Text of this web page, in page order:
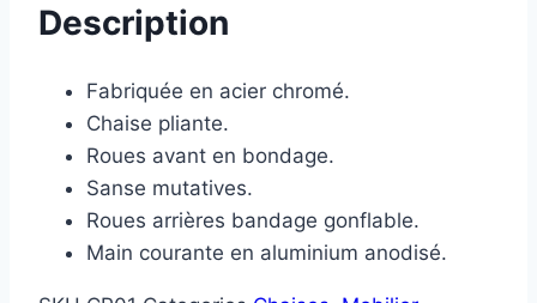
Description
Fabriquée en acier chromé.
Chaise pliante.
Roues avant en bondage.
Sanse mutatives.
Roues arrières bandage gonflable.
Main courante en aluminium anodisé.